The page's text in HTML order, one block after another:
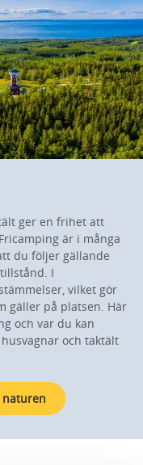
ger en frihet att
är i många
du följer gällande
I
vilket gör
gäller på platsen. Här
och var du kan
och taktält
naturen